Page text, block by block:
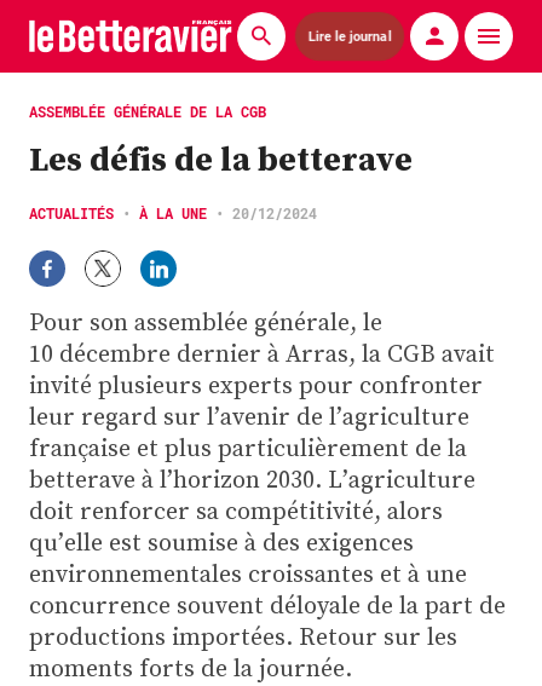
Lire le journal
Actualités
Économie
Agronomie
Matériels
La technique ITB
Pommes de terre
Guides pratiques
Chasse
Plus
Abonnez-vous
ASSEMBLÉE GÉNÉRALE DE LA CGB
Les défis de la betterave
ACTUALITÉS • À LA UNE • 20/12/2024
Pour son assemblée générale, le
10 décembre dernier à Arras, la CGB avait
invité plusieurs experts pour confronter
leur regard sur l’avenir de l’agriculture
française et plus particulièrement de la
betterave à l’horizon 2030. L’agriculture
doit renforcer sa compétitivité, alors
qu’elle est soumise à des exigences
environnementales croissantes et à une
concurrence souvent déloyale de la part de
productions importées. Retour sur les
moments forts de la journée.